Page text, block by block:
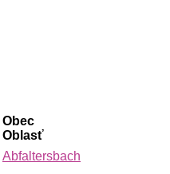
Obec
Oblasť
Abfaltersbach